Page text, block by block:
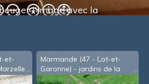
l'image avec la
et-
Marmande (47 - Lot-et-
Garonne) - jardins de la
Filhole